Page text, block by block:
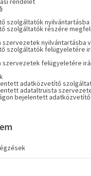
szolgáltatók
szolgáltatók részére
szervezetek nyilvántartásba
szolgáltatók felügyeletére
szervezetek felügyeletére
adatközvetítő
adataltruista
bejelentett